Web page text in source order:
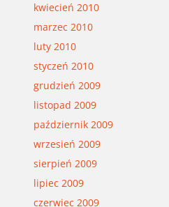
kwiecień 2010
marzec 2010
luty 2010
styczeń 2010
grudzień 2009
listopad 2009
październik 2009
wrzesień 2009
sierpień 2009
lipiec 2009
czerwiec 2009